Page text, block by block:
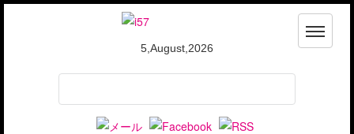
TOP
ABOUT i-57
i-57って？
5,August,2026